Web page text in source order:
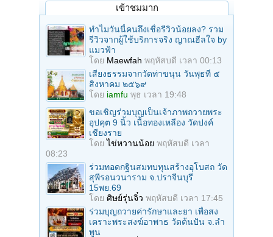
เข้าชมมาก
ทำไมวันนี้คนถึงเชื่อรีวิวน้อยลง? รวม
รีวิวจากผู้ใช้บริการจริง ญาณฮีลใจ by
แมวฟ้า
โดย Maewfah พฤหัสบดี เวลา 00:13
เสียงธรรมจากวัดท่าขนุน วันพุธที่ ๕
สิงหาคม ๒๕๖๙
โดย iamfu พุธ เวลา 19:48
ขอเชิญร่วมบุญเป็นเจ้าภาพถวายพระ
อุปคุต 9 นิ้ว เนื้อทองเหลือง วัดปงค์
เชียงราย
โดยไข่หวานน้อย พฤหัสบดี เวลา
08:23
ร่วมทอดกฐินสมทบทุนสร้างอุโบสถ วัด
สุพีรอนวนาราม จ.ปราจีนบุรี
15พย.69
โดย ศิษย์รุ่นจิ๋ว พฤหัสบดี เวลา 17:45
ร่วมบุญถวายค่ารักษาและยา เพื่อสง
เคราะพระสงฆ์อาพาธ วัดต้นปัน จ.ลํา
พูน